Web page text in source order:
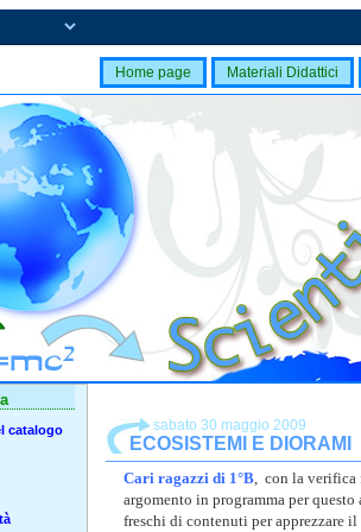
Home page Materiali Didattici
sabato 30 maggio 2009
ECOSISTEMI E DIORAMI
Cari ragazzi di 1°B, con la verifica
argomento in programma per
freschi di contenuti per apprezzare
catalogo